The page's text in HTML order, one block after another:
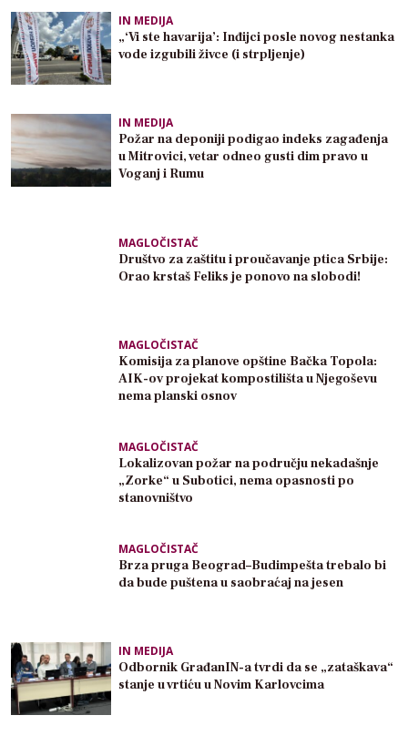
IN MEDIJA
„‘Vi ste havarija’: Inđijci posle novog nestanka
vode izgubili živce (i strpljenje)
IN MEDIJA
Požar na deponiji podigao indeks zagađenja
u Mitrovici, vetar odneo gusti dim pravo u
Voganj i Rumu
MAGLOČISTAČ
Društvo za zaštitu i proučavanje ptica Srbije:
Orao krstaš Feliks je ponovo na slobodi!
MAGLOČISTAČ
Komisija za planove opštine Bačka Topola:
AIK-ov projekat kompostilišta u Njegoševu
nema planski osnov
MAGLOČISTAČ
Lokalizovan požar na području nekadašnje
„Zorke“ u Subotici, nema opasnosti po
stanovništvo
MAGLOČISTAČ
Brza pruga Beograd–Budimpešta trebalo bi
da bude puštena u saobraćaj na jesen
IN MEDIJA
Odbornik GrađanIN-a tvrdi da se „zataškava“
stanje u vrtiću u Novim Karlovcima